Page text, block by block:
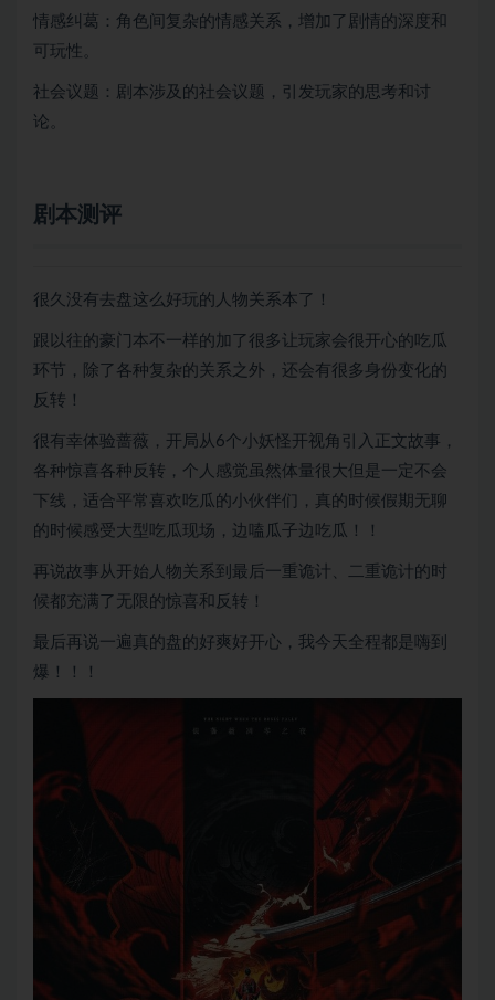
情感纠葛：角色间复杂的情感关系，增加了剧情的深度和
可玩性。
社会议题：剧本涉及的社会议题，引发玩家的思考和讨
论。
剧本测评
很久没有去盘这么好玩的人物关系本了！
跟以往的豪门本不一样的加了很多让玩家会很开心的吃瓜
环节，除了各种复杂的关系之外，还会有很多身份变化的
反转！
很有幸体验蔷薇，开局从6个小妖怪开视角引入正文故事，
各种惊喜各种反转，个人感觉虽然体量很大但是一定不会
下线，适合平常喜欢吃瓜的小伙伴们，真的时候假期无聊
的时候感受大型吃瓜现场，边嗑瓜子边吃瓜！！
再说故事从开始人物关系到最后一重诡计、二重诡计的时
候都充满了无限的惊喜和反转！
最后再说一遍真的盘的好爽好开心，我今天全程都是嗨到
爆！！！